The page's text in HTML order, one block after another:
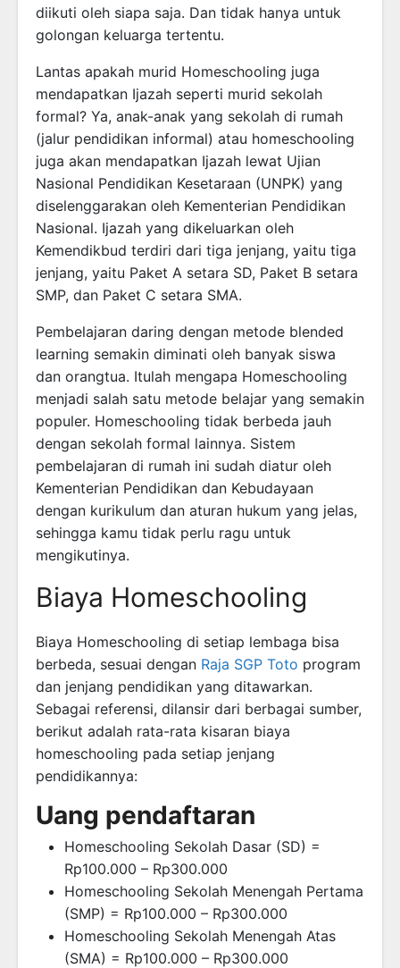
diikuti oleh siapa saja. Dan tidak hanya untuk
golongan keluarga tertentu.
Lantas apakah murid Homeschooling juga
mendapatkan Ijazah seperti murid sekolah
formal? Ya, anak-anak yang sekolah di rumah
(jalur pendidikan informal) atau homeschooling
juga akan mendapatkan Ijazah lewat Ujian
Nasional Pendidikan Kesetaraan (UNPK) yang
diselenggarakan oleh Kementerian Pendidikan
Nasional. Ijazah yang dikeluarkan oleh
Kemendikbud terdiri dari tiga jenjang, yaitu tiga
jenjang, yaitu Paket A setara SD, Paket B setara
SMP, dan Paket C setara SMA.
Pembelajaran daring dengan metode blended
learning semakin diminati oleh banyak siswa
dan orangtua. Itulah mengapa Homeschooling
menjadi salah satu metode belajar yang semakin
populer. Homeschooling tidak berbeda jauh
dengan sekolah formal lainnya. Sistem
pembelajaran di rumah ini sudah diatur oleh
Kementerian Pendidikan dan Kebudayaan
dengan kurikulum dan aturan hukum yang jelas,
sehingga kamu tidak perlu ragu untuk
mengikutinya.
Biaya Homeschooling
Biaya Homeschooling di setiap lembaga bisa
berbeda, sesuai dengan Raja SGP Toto program
dan jenjang pendidikan yang ditawarkan.
Sebagai referensi, dilansir dari berbagai sumber,
berikut adalah rata-rata kisaran biaya
homeschooling pada setiap jenjang
pendidikannya:
Uang pendaftaran
Homeschooling Sekolah Dasar (SD) =
Rp100.000 – Rp300.000
Homeschooling Sekolah Menengah Pertama
(SMP) = Rp100.000 – Rp300.000
Homeschooling Sekolah Menengah Atas
(SMA) = Rp100.000 – Rp300.000